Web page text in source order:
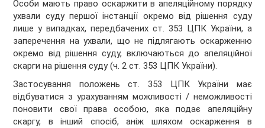
Особи мають право оскаржити в апеляційному порядку
ухвали суду першої інстанції окремо від рішення суду
лише у випадках, передбачених ст. 353 ЦПК України, а
заперечення на ухвали, що не підлягають оскарженню
окремо від рішення суду, включаються до апеляційної
скарги на рішення суду (ч. 2 ст. 353 ЦПК України).
Застосування положень ст. 353 ЦПК України має
відбуватися з урахуванням можливості / неможливості
поновити свої права особою, яка подає апеляційну
скаргу, в інший спосіб, аніж шляхом оскарження в